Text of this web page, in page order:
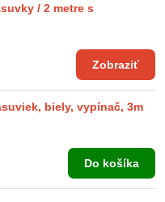
/ 2 metre s
Zobraziť
biely, vypínač, 3m
Do košíka